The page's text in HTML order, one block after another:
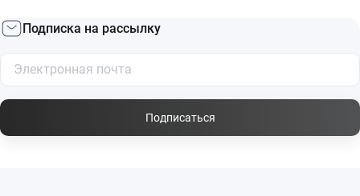
арбитражного суда в области строительства; Эксперт
опытом работы более 15 лет.
Подписка на рассылку
Подписаться